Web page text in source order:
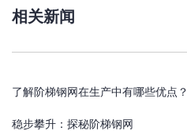
相关新闻
了解阶梯钢网在生产中有哪些优点？
稳步攀升：探秘阶梯钢网